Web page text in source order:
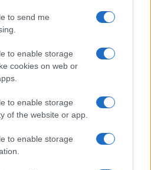
to send me
to enable storage
cookies on web or
to enable storage
of the website or app.
to enable storage